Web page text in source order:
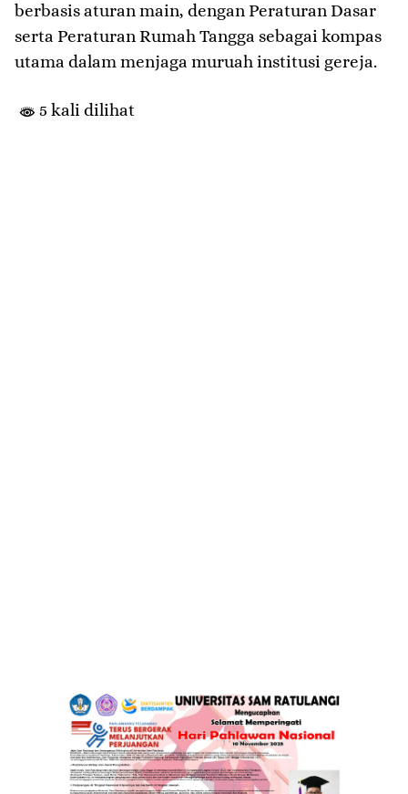
berbasis aturan main, dengan Peraturan Dasar
serta Peraturan Rumah Tangga sebagai kompas
utama dalam menjaga muruah institusi gereja.
5 kali dilihat